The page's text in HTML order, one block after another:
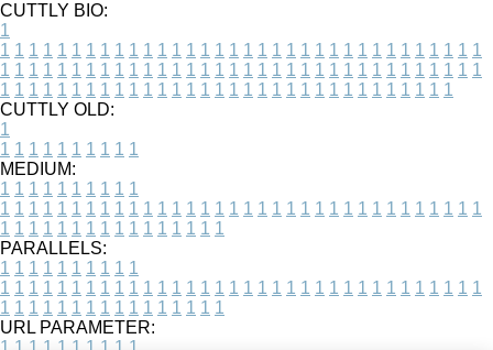
CUTTLY BIO:
1
1 1 1 1 1 1 1 1 1 1 1 1 1 1 1 1 1 1 1 1 1 1 1 1 1 1 1 1 1 1 1 1 1 1
1 1 1 1 1 1 1 1 1 1 1 1 1 1 1 1 1 1 1 1 1 1 1 1 1 1 1 1 1 1 1 1 1 1
1 1 1 1 1 1 1 1 1 1 1 1 1 1 1 1 1 1 1 1 1 1 1 1 1 1 1 1 1 1 1 1
CUTTLY OLD:
1
1 1 1 1 1 1 1 1 1 1
MEDIUM:
1 1 1 1 1 1 1 1 1 1
1 1 1 1 1 1 1 1 1 1 1 1 1 1 1 1 1 1 1 1 1 1 1 1 1 1 1 1 1 1 1 1 1 1
1 1 1 1 1 1 1 1 1 1 1 1 1 1 1 1
PARALLELS:
1 1 1 1 1 1 1 1 1 1
1 1 1 1 1 1 1 1 1 1 1 1 1 1 1 1 1 1 1 1 1 1 1 1 1 1 1 1 1 1 1 1 1 1
1 1 1 1 1 1 1 1 1 1 1 1 1 1 1 1
URL PARAMETER: